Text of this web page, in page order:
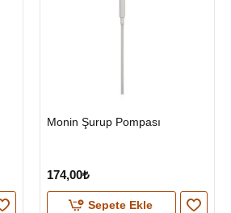
HIZLI
GÖNDERİ
Monin Şurup Pompası
174,00₺
Sepete Ekle